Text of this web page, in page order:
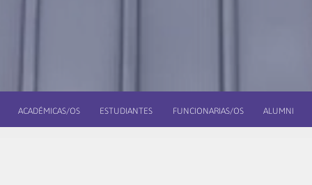
ACADÉMICAS/OS ESTUDIANTES FUNCIONARIAS/OS ALUMNI